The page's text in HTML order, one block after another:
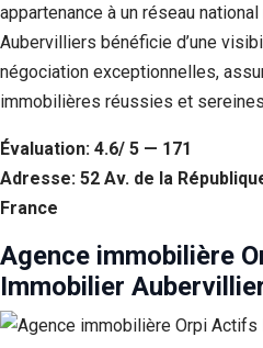
appartenance à un réseau
Aubervilliers bénéficie d’une
négociation exceptionnelles,
immobilières réussies et
Évaluation: 4.6/ 5 — 171
Adresse: 52 Av. de la
France
Agence immobilière
Immobilier